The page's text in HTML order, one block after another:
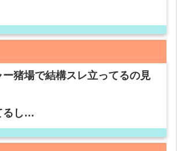
ー猪場で結構スレ立ってるの見
るし…